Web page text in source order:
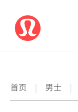
首页 | 男士 |